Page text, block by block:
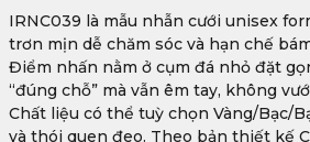
IRNC039 là mẫu nhẫn cưới unisex
trơn mịn dễ chăm sóc và hạn chế
Điểm nhấn nằm ở cụm đá nhỏ đặt
“đúng chỗ” mà vẫn êm tay, không
Chất liệu có thể tuỳ chọn Vàng/Bạc/
và thói quen đeo. Theo bản thiết kế